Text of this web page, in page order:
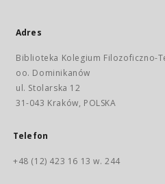
Adres
Biblioteka Kolegium Filozoficzno-
oo. Dominikanów
ul. Stolarska 12
31-043 Kraków, POLSKA
Telefon
+48 (12) 423 16 13 w. 244